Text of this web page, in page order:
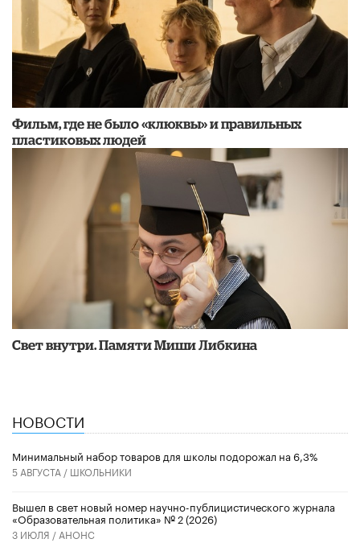
Фильм, где не было «клюквы» и правильных
пластиковых людей
​Свет внутри. Памяти Миши Либкина
НОВОСТИ
Минимальный набор товаров для школы подорожал на 6,3%
5 АВГУСТА / ШКОЛЬНИКИ
Вышел в свет новый номер научно-публицистического журнала
«Образовательная политика» № 2 (2026)
3 ИЮЛЯ / АНОНС